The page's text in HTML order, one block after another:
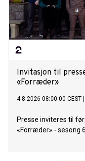
Invitasjon til
«Forræder»
4.8.2026 08:00:00 CEST
Presse inviteres til
«Forræder» - sesong